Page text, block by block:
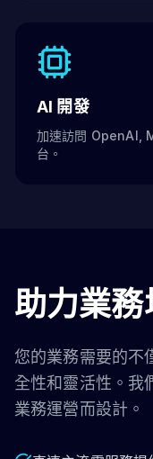
AI 開發
加速訪問 OpenAI,
台。
助力業務
您的業務需要的不
全性和靈活性。我
業務運營而設計。